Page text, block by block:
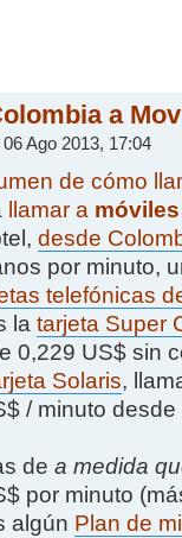
a
Ago 2013, 17:04
de cómo
llamar a móviles
desde
por minuto,
telefónicas
la tarjeta Super
0,229 US$ sin
Solaris,
/ minuto
de a medida
por minuto
algún Plan de